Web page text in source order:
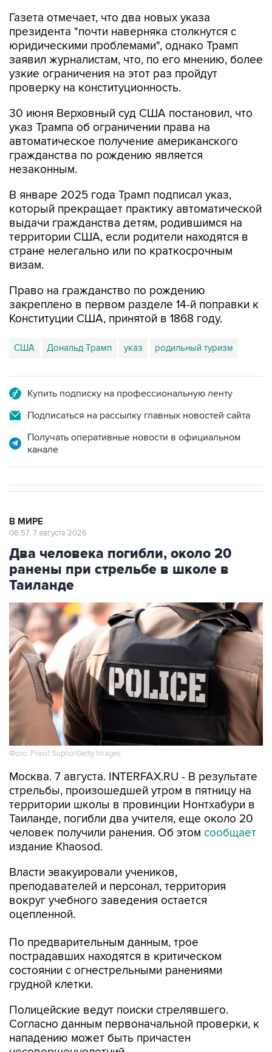
Газета отмечает, что два новых указа
президента "почти наверняка столкнутся с
юридическими проблемами", однако Трамп
заявил журналистам, что, по его мнению, более
узкие ограничения на этот раз пройдут
проверку на конституционность.
30 июня Верховный суд США постановил, что
указ Трампа об ограничении права на
автоматическое получение американского
гражданства по рождению является
незаконным.
В январе 2025 года Трамп подписал указ,
который прекращает практику автоматической
выдачи гражданства детям, родившимся на
территории США, если родители находятся в
стране нелегально или по краткосрочным
визам.
Право на гражданство по рождению
закреплено в первом разделе 14-й поправки к
Конституции США, принятой в 1868 году.
США Дональд Трамп указ родильный туризм
Купить подписку на профессиональную ленту
Подписаться на рассылку главных новостей сайта
Получать оперативные новости в официальном
канале
В МИРЕ
06:57, 7 августа 2026
Два человека погибли, около 20
ранены при стрельбе в школе в
Таиланде
Фото: Prasit Supho/Getty Images
Москва. 7 августа. INTERFAX.RU - В результате
стрельбы, произошедшей утром в пятницу на
территории школы в провинции Нонтхабури в
Таиланде, погибли два учителя, еще около 20
человек получили ранения. Об этом сообщает
издание Khaosod.
Власти эвакуировали учеников,
преподавателей и персонал, территория
вокруг учебного заведения остается
оцепленной.
По предварительным данным, трое
пострадавших находятся в критическом
состоянии с огнестрельными ранениями
грудной клетки.
Полицейские ведут поиски стрелявшего.
Согласно данным первоначальной проверки, к
нападению может быть причастен